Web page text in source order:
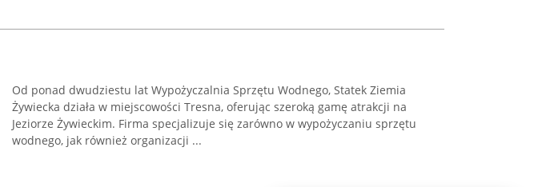
Od ponad dwudziestu lat Wypożyczalnia Sprzętu Wodnego, Statek Ziemia
Żywiecka działa w miejscowości Tresna, oferując szeroką gamę atrakcji na
Jeziorze Żywieckim. Firma specjalizuje się zarówno w wypożyczaniu sprzętu
wodnego, jak również organizacji ...